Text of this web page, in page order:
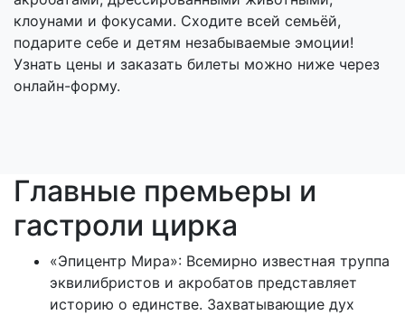
клоунами и фокусами. Сходите всей семьёй,
подарите себе и детям незабываемые эмоции!
Узнать цены и заказать билеты можно ниже через
онлайн-форму.
Главные премьеры и
гастроли цирка
«Эпицентр Мира»: Всемирно известная труппа
эквилибристов и акробатов представляет
историю о единстве. Захватывающие дух